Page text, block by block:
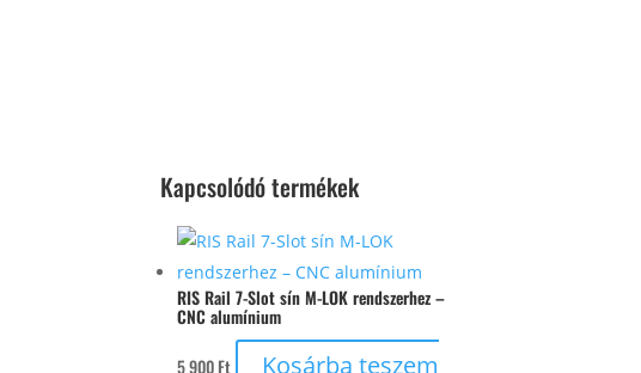
Kapcsolódó termékek
RIS Rail 7-Slot sín M-LOK rendszerhez –
CNC alumínium
5 900Ft Kosárba teszem